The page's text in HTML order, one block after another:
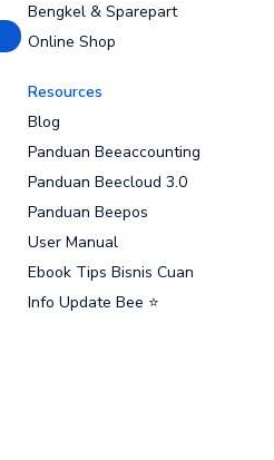
Bengkel & Sparepart
Online Shop
Resources
Blog
Panduan Beeaccounting
Panduan Beecloud 3.0
Panduan Beepos
User Manual
Ebook Tips Bisnis Cuan
Info Update Bee ⭐